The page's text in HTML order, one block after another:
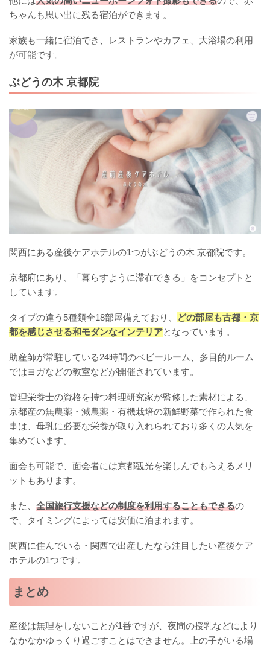
ちゃんも思い出に残る宿泊ができます。
家族も一緒に宿泊でき、レストランやカフェ、大浴場の利用
が可能です。
ぶどうの木 京都院
関西にある産後ケアホテルの1つがぶどうの木 京都院です。
京都府にあり、「暮らすように滞在できる」をコンセプトと
しています。
タイプの違う5種類全18部屋備えており、
どの部屋も古都・京
都を感じさせる和モダンなインテリアとなっています。
助産師が常駐している24時間のベビールーム、多目的ルーム
ではヨガなどの教室などが開催されています。
管理栄養士の資格を持つ料理研究家が監修した素材による、
京都産の無農薬・減農薬・有機栽培の新鮮野菜で作られた食
事は、母乳に必要な栄養が取り入れられており多くの人気を
集めています。
面会も可能で、面会者には京都観光を楽しんでもらえるメリ
ットもあります。
また、 全国旅行支援などの制度を利用することもできるの
で、タイミングによっては安価に泊まれます。
関西に住んでいる・関西で出産したなら注目したい産後ケア
ホテルの1つです。
まとめ
産後は無理をしないことが1番ですが、夜間の授乳などにより
なかなかゆっくり過ごすことはできません。上の子がいる場